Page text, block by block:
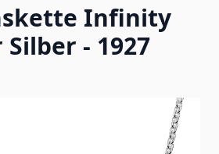
Infinity
Silber - 1927